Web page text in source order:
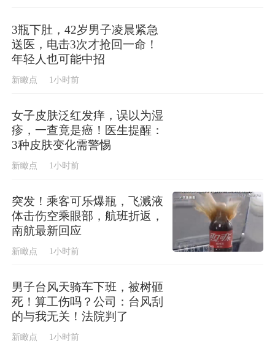
3瓶下肚，42岁男子凌晨紧急
送医，电击3次才抢回一命！
年轻人也可能中招
新瞰点 1小时前
女子皮肤泛红发痒，误以为湿
疹，一查竟是癌！医生提醒：
3种皮肤变化需警惕
新瞰点 1小时前
突发！乘客可乐爆瓶，飞溅液
体击伤空乘眼部，航班折返，
南航最新回应
新瞰点 1小时前
男子台风天骑车下班，被树砸
死！算工伤吗？公司：台风刮
的与我无关！法院判了
新瞰点 1小时前